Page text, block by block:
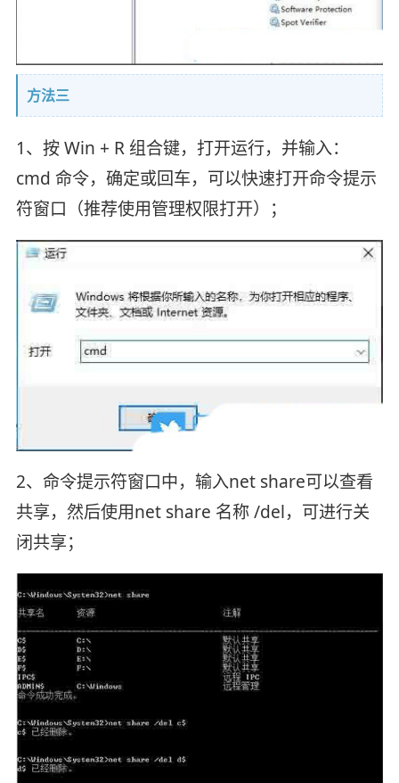
方法三
1、按 Win + R 组合键，打开运行，并输入：
cmd 命令，确定或回车，可以快速打开命令提示
符窗口（推荐使用管理权限打开）；
2、命令提示符窗口中，输入net share可以查看
共享，然后使用net share 名称 /del，可进行关
闭共享；